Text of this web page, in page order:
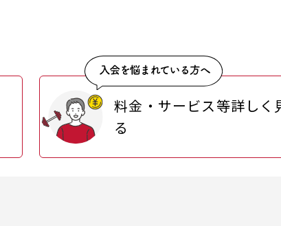
料金・サービス等詳しく
る